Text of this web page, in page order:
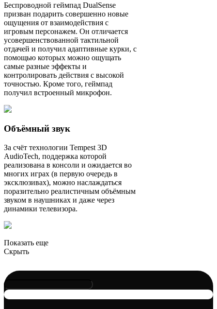
Беспроводной геймпад DualSense
призван подарить совершенно новые
ощущения от взаимодействия с
игровым персонажем. Он отличается
усовершенствованной тактильной
отдачей и получил адаптивные курки, с
помощью которых можно ощущать
самые разные эффекты и
контролировать действия с высокой
точностью. Кроме того, геймпад
получил встроенный микрофон.
Объёмный звук
За счёт технологии Tempest 3D
AudioTech, поддержка которой
реализована в консоли и ожидается во
многих играх (в первую очередь в
эксклюзивах), можно наслаждаться
поразительно реалистичным объёмным
звуком в наушниках и даже через
динамики телевизора.
Показать еще
Скрыть